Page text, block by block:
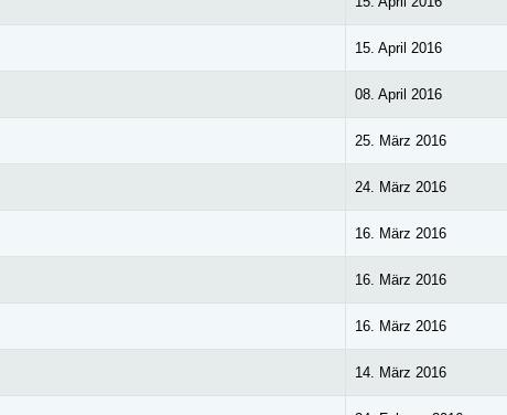
15. April 2016
08. April 2016
25. März 2016
24. März 2016
16. März 2016
16. März 2016
16. März 2016
14. März 2016